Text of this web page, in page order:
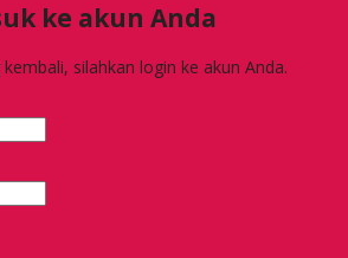
ke akun Anda
silahkan login ke akun Anda.